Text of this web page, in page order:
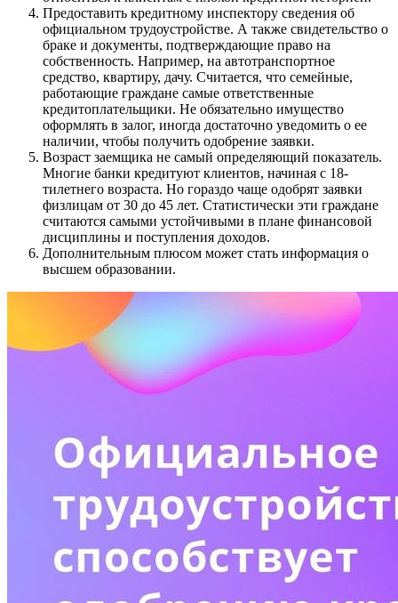
Предоставить кредитному инспектору сведения об
официальном трудоустройстве. А также свидетельство о
браке и документы, подтверждающие право на
собственность. Например, на автотранспортное
средство, квартиру, дачу. Считается, что семейные,
работающие граждане самые ответственные
кредитоплательщики. Не обязательно имущество
оформлять в залог, иногда достаточно уведомить о ее
наличии, чтобы получить одобрение заявки.
Возраст заемщика не самый определяющий показатель.
Многие банки кредитуют клиентов, начиная с 18-
тилетнего возраста. Но гораздо чаще одобрят заявки
физлицам от 30 до 45 лет. Статистически эти граждане
считаются самыми устойчивыми в плане финансовой
дисциплины и поступления доходов.
Дополнительным плюсом может стать информация о
высшем образовании.